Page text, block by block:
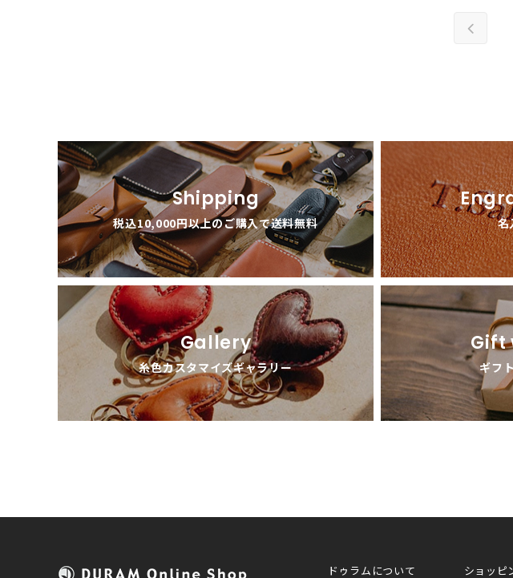
Shipping
税込10,000円以上のご購入で送料無料 名
Gallery
糸色カスタマイズギャラリー
Gift
ギフ
ドゥラムについて ショッピ